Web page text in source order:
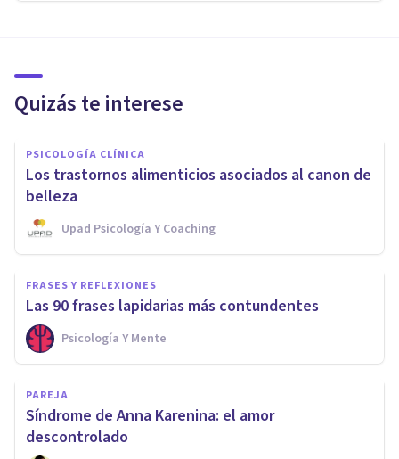
Quizás te interese
PSICOLOGÍA CLÍNICA
Los trastornos alimenticios asociados al canon de
belleza
Upad Psicología Y Coaching
FRASES Y REFLEXIONES
Las 90 frases lapidarias más contundentes
Psicología Y Mente
PAREJA
Síndrome de Anna Karenina: el amor
descontrolado